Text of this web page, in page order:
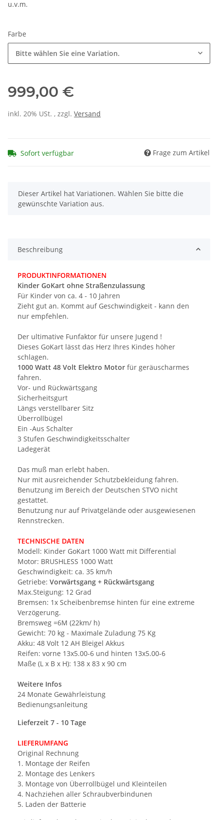
u.v.m.
Farbe
Bitte wählen Sie eine Variation.
999,00 €
inkl. 20% USt. , zzgl. Versand
Sofort verfügbar Frage zum Artikel
x
Dieser Artikel hat Variationen. Wählen Sie bitte die
gewünschte Variation aus.
Beschreibung
PRODUKTINFORMATIONEN
Kinder GoKart ohne Straßenzulassung
Für Kinder von ca. 4 - 10 Jahren
Zieht gut an. Kommt auf Geschwindigkeit - kann den
nur empfehlen.
Der ultimative Funfaktor für unsere Jugend !
Dieses GoKart lässt das Herz Ihres Kindes höher
schlagen.
1000 Watt 48 Volt Elektro Motor für geräuscharmes
fahren.
Vor- und Rückwärtsgang
Sicherheitsgurt
Längs verstellbarer Sitz
Überrollbügel
Ein -Aus Schalter
3 Stufen Geschwindigkeitsschalter
Ladegerät
Das muß man erlebt haben.
Nur mit ausreichender Schutzbekleidung fahren.
Benutzung im Bereich der Deutschen STVO nicht
gestattet.
Benutzung nur auf Privatgelände oder ausgewiesenen
Rennstrecken.
TECHNISCHE DATEN
Modell: Kinder GoKart 1000 Watt mit Differential
Motor: BRUSHLESS 1000 Watt
Geschwindigkeit: ca. 35 km/h
Getriebe: Vorwärtsgang + Rückwärtsgang
Max.Steigung: 12 Grad
Bremsen: 1x Scheibenbremse hinten für eine extreme
Verzögerung.
Bremsweg =6M (22km/ h)
Gewicht: 70 kg - Maximale Zuladung 75 Kg
Akku: 48 Volt 12 AH Bleigel Akkus
Reifen: vorne 13x5.00-6 und hinten 13x5.00-6
Maße (L x B x H): 138 x 83 x 90 cm
Weitere Infos
24 Monate Gewährleistung
Bedienungsanleitung
Lieferzeit 7 - 10 Tage
LIEFERUMFANG
Original Rechnung
1. Montage der Reifen
2. Montage des Lenkers
3. Montage von Überrollbügel und Kleinteilen
4. Nachziehen aller Schraubverbindunen
5. Laden der Batterie